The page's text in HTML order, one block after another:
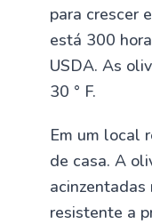
para crescer
está 300
USDA. As
30 ° F.
Em um local
de casa. A
resistente a